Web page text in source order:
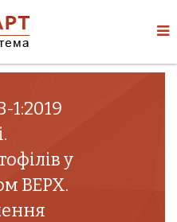
1:2019
у
ВЕРХ.